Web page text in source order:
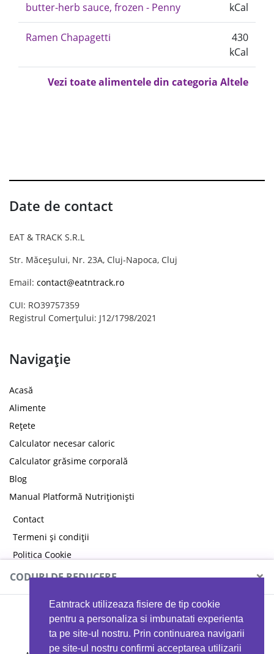
Eatntrack utilizeaza fisiere de tip cookie
pentru a personaliza si imbunatati experienta
ta pe site-ul nostru. Prin continuarea navigarii
pe site-ul nostru confirmi acceptarea utilizarii
butter-herb sauce, frozen - Penny
kCal
Ramen Chapagetti
430
kCal
Vezi toate alimentele din categoria Altele
Date de contact
EAT & TRACK S.R.L
Str. Măceșului, Nr. 23A, Cluj-Napoca, Cluj
Email: contact@eatntrack.ro
CUI: RO39757359
Registrul Comerțului: J12/1798/2021
Navigație
Acasă
Alimente
Rețete
Calculator necesar caloric
Calculator grăsime corporală
Blog
Manual Platformă Nutriționiști
Contact
Termeni și condiții
Politica Cookie
Politica de confidențialitate
CODURI DE REDUCERE ×
MYPROTEIN